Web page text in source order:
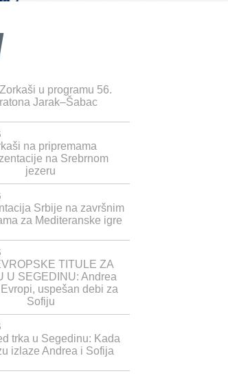
u programu 56.
Jarak–Šabac
na pripremama
na Srebrnom
jezeru
Srbije na završnim
za Mediteranske igre
TITULE ZA
U SEGEDINU: Andrea
uspešan debi za
Sofiju
trka u Segedinu: Kada
izlaze Andrea i Sofija